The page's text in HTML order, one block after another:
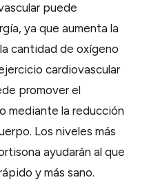
puede
ya que aumenta la
cantidad de oxígeno
cardiovascular
promover el
mediante la reducción
Los niveles más
ayudarán al que
y más sano.